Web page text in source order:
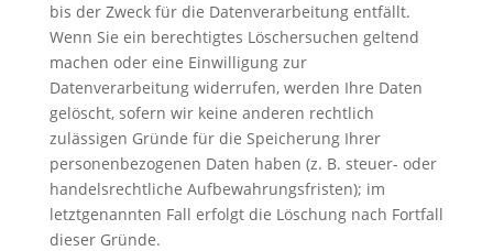
bis der Zweck für die Datenverarbeitung entfällt.
Wenn Sie ein berechtigtes Löschersuchen geltend
machen oder eine Einwilligung zur
Datenverarbeitung widerrufen, werden Ihre Daten
gelöscht, sofern wir keine anderen rechtlich
zulässigen Gründe für die Speicherung Ihrer
personenbezogenen Daten haben (z. B. steuer- oder
handelsrechtliche Aufbewahrungsfristen); im
letztgenannten Fall erfolgt die Löschung nach Fortfall
dieser Gründe.